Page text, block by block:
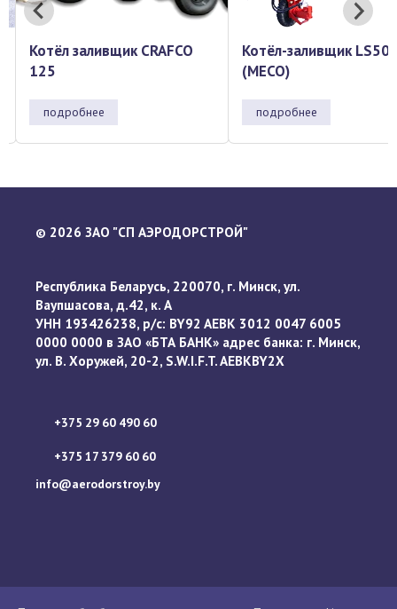
Котёл-заливщик LS500
(MECO)
подробнее
Котёл-заливщик ЭД
(швозаливщик)
подробнее
© 2026 ЗАО "СП АЭРОДОРСТРОЙ"
Республика Беларусь, 220070, г. Минск, ул.
Ваупшасова, д.42, к. А
УНН 193426238, р/с: BY92 AEBK 3012 0047 6005
0000 0000 в ЗАО «БТА БАНК» адрес банка: г. Минск,
ул. В. Хоружей, 20-2, S.W.I.F.T. AEBKBY2X
+375 29 60 490 60
+375 17 379 60 60
info@aerodorstroy.by